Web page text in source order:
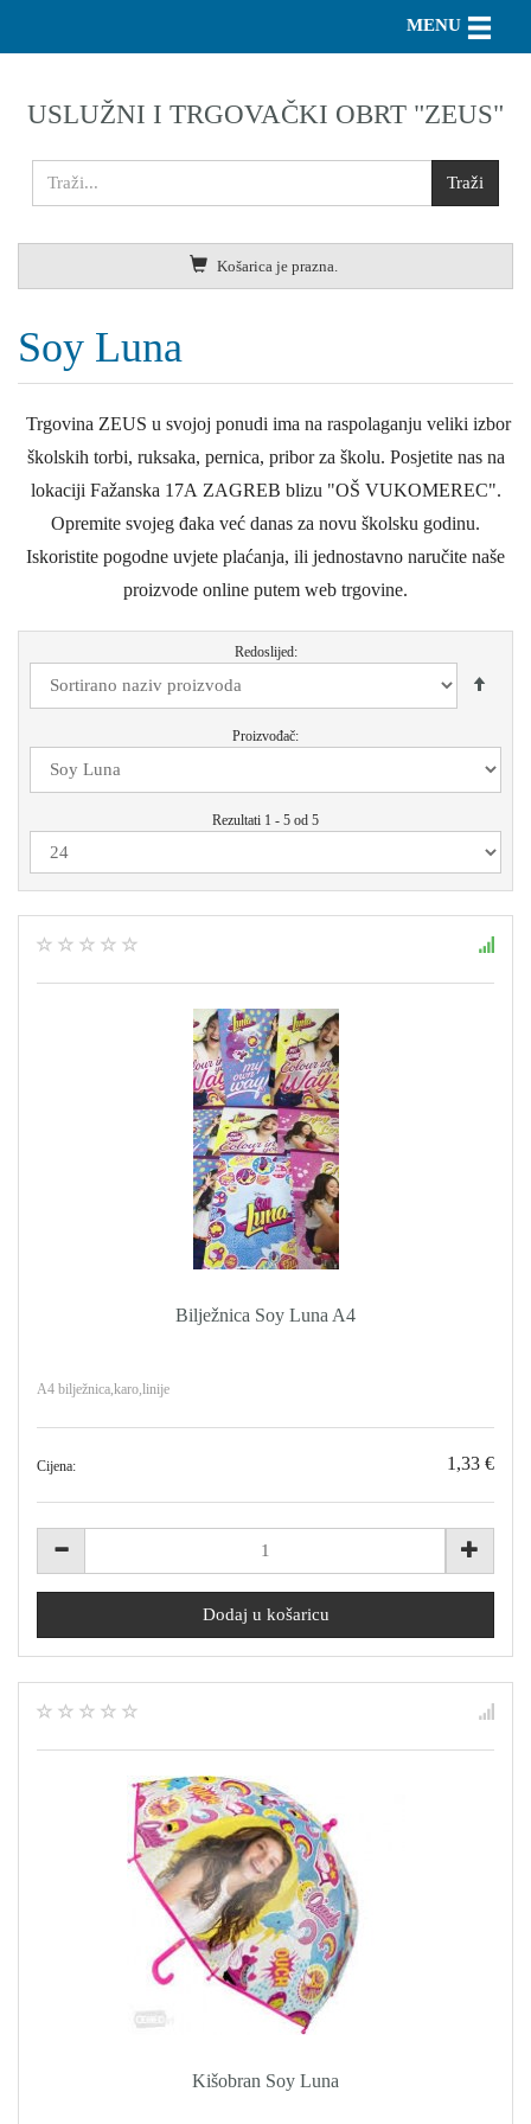
USLUŽNI I TRGOVAČKI OBRT "ZEUS"
Košarica je prazna.
MENU Toggle
Soy Luna
Trgovina ZEUS u svojoj ponudi ima na raspolaganju veliki izbor
školskih torbi, ruksaka, pernica, pribor za školu. Posjetite nas na
lokaciji Fažanska 17A ZAGREB blizu "OŠ VUKOMEREC".
Opremite svojeg đaka već danas za novu školsku godinu.
Iskoristite pogodne uvjete plaćanja, ili jednostavno naručite naše
proizvode online putem web trgovine.
Redoslijed:
Proizvođač:
Rezultati 1 - 5 od 5
Bilježnica Soy Luna A4
A4 bilježnica,karo,linije
Cijena: 1,33 €
Kišobran Soy Luna